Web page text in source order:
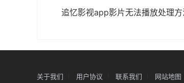
追忆影视app影片无法播放处理方
关于我们 用户协议 联系我们 网站地图